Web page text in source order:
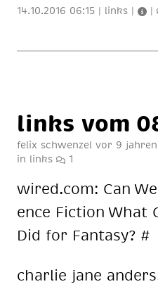
14.10.2016 06:15 | links | |
links vom
felix schwenzel vor 9 jahren
in links 1
wired.com: Can
ence Fic­tion What
Did for Fan­ta­sy? #
char­lie jane